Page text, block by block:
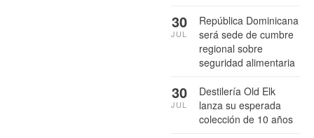
República Dominicana
será sede de cumbre
regional sobre
seguridad alimentaria
30
JUL
Destilería Old Elk
lanza su esperada
colección de 10 años
30
JUL